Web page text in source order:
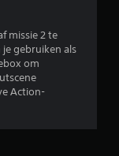
4
7
missie 2 te
gebruiken als
om
Action-